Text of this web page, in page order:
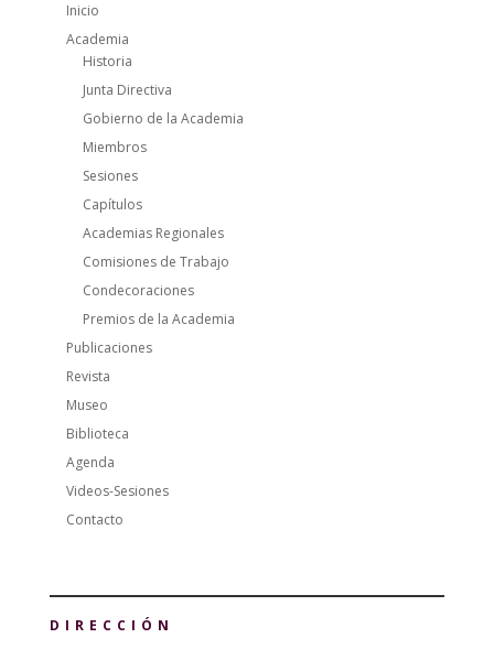
Inicio
Academia
Historia
Junta Directiva
Gobierno de la Academia
Miembros
Sesiones
Capítulos
Academias Regionales
Comisiones de Trabajo
Condecoraciones
Premios de la Academia
Publicaciones
Revista
Museo
Biblioteca
Agenda
Videos-Sesiones
Contacto
DIRECCIÓN